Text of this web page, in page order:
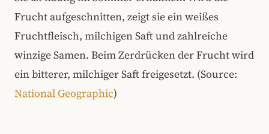
Frucht aufgeschnitten, zeigt sie ein weißes
Fruchtfleisch, milchigen Saft und zahlreiche
winzige Samen. Beim Zerdrücken der Frucht wird
ein bitterer, milchiger Saft freigesetzt. (Source:
National Geographic)